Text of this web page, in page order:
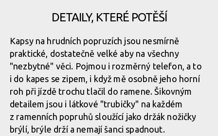
DETAILY, KTERÉ POTĚŠÍ
Kapsy na hrudních popruzích jsou nesmírně
praktické, dostatečně velké aby na všechny
"nezbytné" věci. Pojmou i rozměrný telefon, a to
i do kapes se zipem, i když mě osobně jeho horní
roh při jízdě trochu tlačil do ramene. Šikovným
detailem jsou i látkové "trubičky" na každém
z ramenních popruhů sloužící jako držák nožičky
brýlí, brýle drží a nemají šanci spadnout.